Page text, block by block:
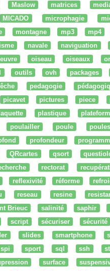
Maslow matrices
MICADO microphagie
montagne mp3 mp4
navale naviguation
oiseau oiseaux
outils ovh packages
pedagogie
picavet pictures piece
plastique
poulailler poule poules
profondeur
QRcartes qsort
rectorat
reflexivité réforme
reseau resine
Brieuc salinité saphir
script sécuriser sécurité
slides smartphone
spi sport sql ssh
surface